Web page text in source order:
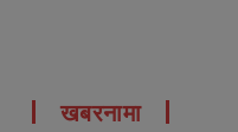
खबरनामा